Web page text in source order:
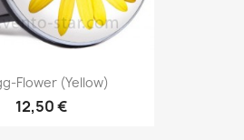
Flower (yellow)
12,50 €